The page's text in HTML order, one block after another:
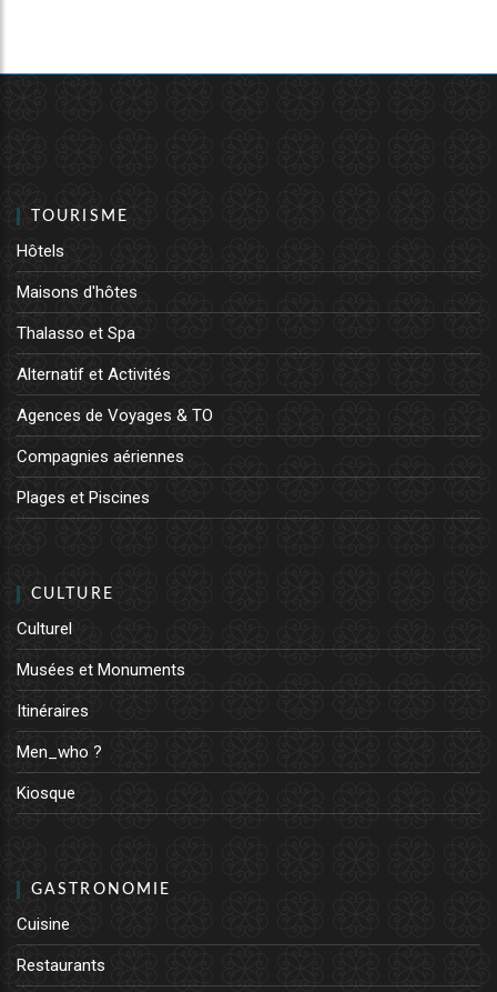
TOURISME
Hôtels
Maisons d'hôtes
Thalasso et Spa
Alternatif et Activités
Agences de Voyages & TO
Compagnies aériennes
Plages et Piscines
CULTURE
Culturel
Musées et Monuments
Itinéraires
Men_who ?
Kiosque
GASTRONOMIE
Cuisine
Restaurants